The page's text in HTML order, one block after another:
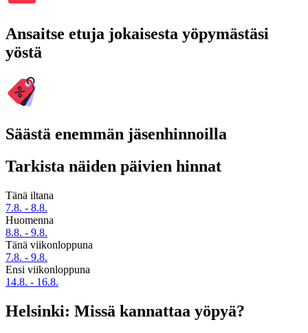
Ansaitse etuja jokaisesta yöpymästäsi
yöstä
Säästä enemmän jäsenhinnoilla
Tarkista näiden päivien hinnat
Tänä iltana
7.8. - 8.8.
Huomenna
8.8. - 9.8.
Tänä viikonloppuna
7.8. - 9.8.
Ensi viikonloppuna
14.8. - 16.8.
Helsinki: Missä kannattaa yöpyä?